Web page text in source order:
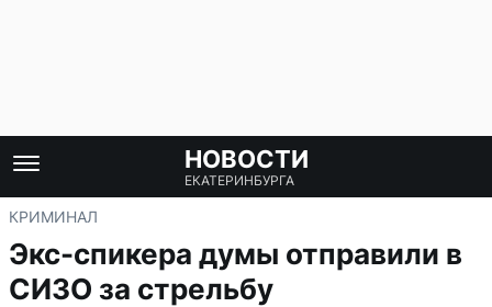
НОВОСТИ
ЕКАТЕРИНБУРГА
КРИМИНАЛ
Экс-спикера думы отправили в
СИЗО за стрельбу